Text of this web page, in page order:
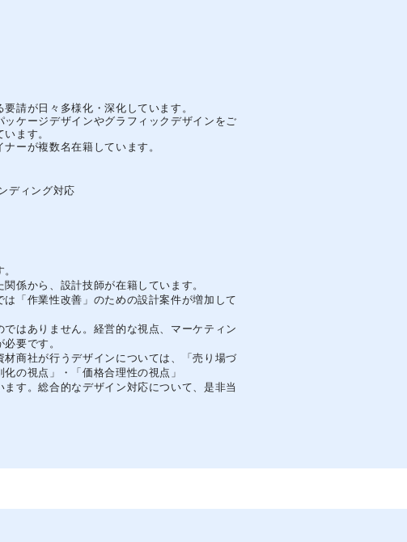
請が日々多様化・深化しています。
ケージデザインやグラフィックデザインをご
ます。
ーが複数名在籍しています。
ディング対応
係から、設計技師が在籍しています。
「作業性改善」のための設計案件が増加して
はありません。経営的な視点、マーケティン
要です。
商社が行うデザインについては、「売り場づ
の視点」・「価格合理性の視点」
す。総合的なデザイン対応について、是非当